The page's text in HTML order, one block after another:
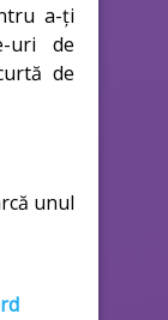
a-ți
uri de
de
unul